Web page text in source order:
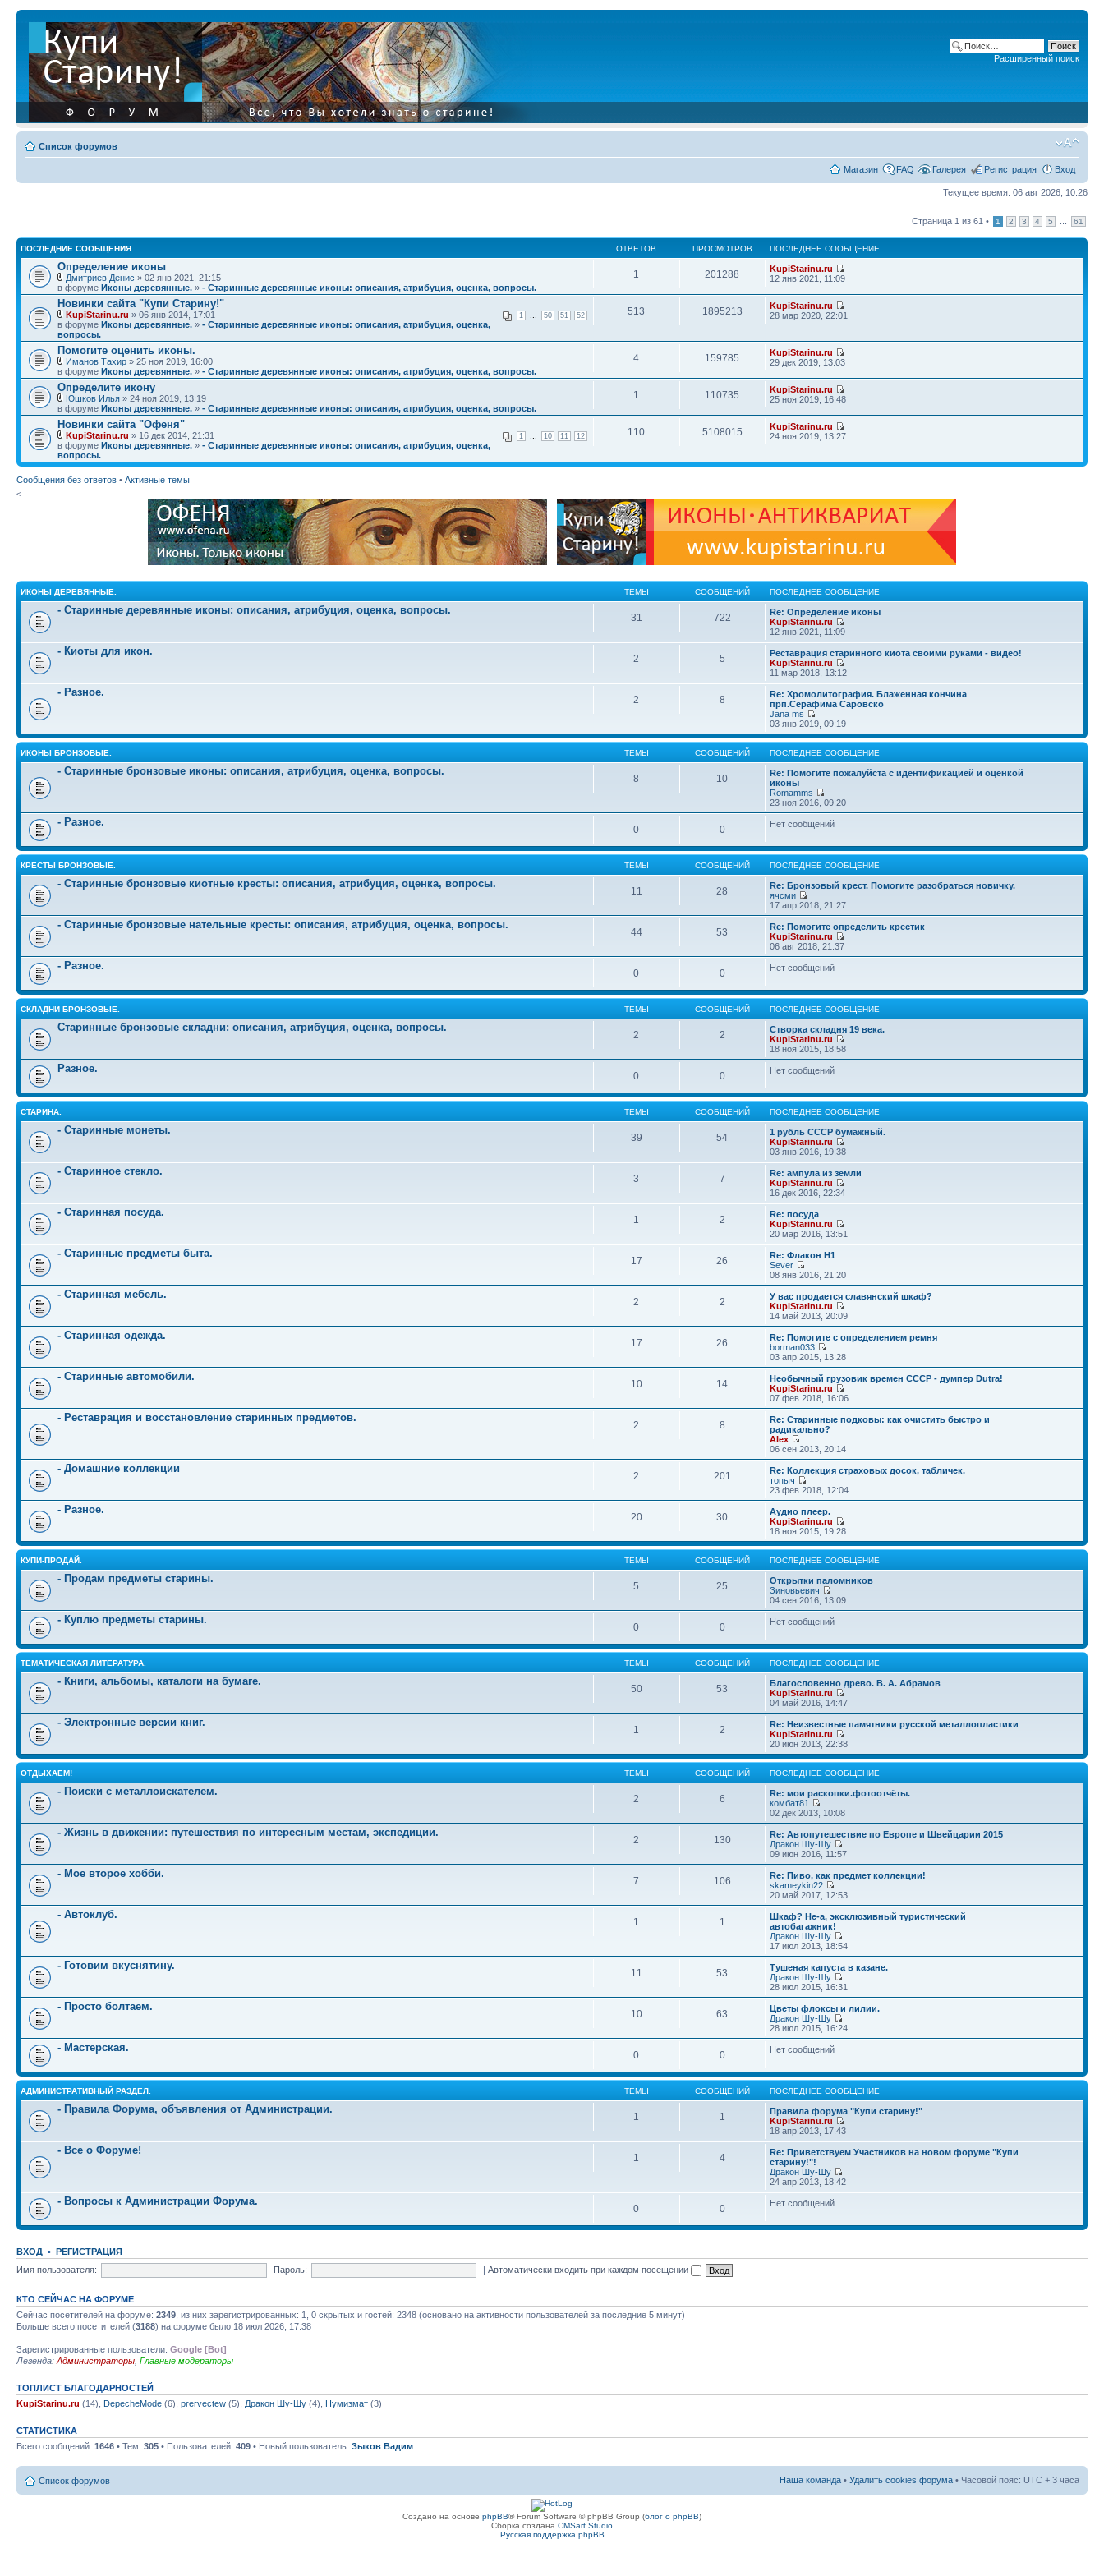
Расширенный поиск
Список форумов
Магазин FAQ Галерея Регистрация Вход
Текущее время: 06 авг 2026, 10:26
Страница 1 из 61 • 1 2 3 4 5 61
ПОСЛЕДНИЕ СООБЩЕНИЯ ОТВЕТОВ ПРОСМОТРОВ ПОСЛЕДНЕЕ СООБЩЕНИЕ
Определение иконы
Дмитриев Денис » 02 янв 2021, 21:15
в форуме Иконы деревянные. » - Старинные деревянные иконы: описания, атрибуция, оценка, вопросы.
1 201288
KupiStarinu.ru
12 янв 2021, 11:09
Новинки сайта "Купи Старину!"
1 50 51 52
KupiStarinu.ru » 06 янв 2014, 17:01
в форуме Иконы деревянные. » - Старинные деревянные иконы: описания, атрибуция, оценка,
вопросы.
513 1895213
KupiStarinu.ru
28 мар 2020, 22:01
Помогите оценить иконы.
Иманов Тахир » 25 ноя 2019, 16:00
в форуме Иконы деревянные. » - Старинные деревянные иконы: описания, атрибуция, оценка, вопросы.
4 159785
KupiStarinu.ru
29 дек 2019, 13:03
Определите икону
Юшков Илья » 24 ноя 2019, 13:19
в форуме Иконы деревянные. » - Старинные деревянные иконы: описания, атрибуция, оценка, вопросы.
1 110735
KupiStarinu.ru
25 ноя 2019, 16:48
Новинки сайта "Офеня"
1 10 11 12
KupiStarinu.ru » 16 дек 2014, 21:31
в форуме Иконы деревянные. » - Старинные деревянные иконы: описания, атрибуция, оценка,
вопросы.
110 5108015
KupiStarinu.ru
24 ноя 2019, 13:27
Сообщения без ответов • Активные темы
<
ИКОНЫ ДЕРЕВЯННЫЕ. ТЕМЫ СООБЩЕНИЙ ПОСЛЕДНЕЕ СООБЩЕНИЕ
- Старинные деревянные иконы: описания, атрибуция, оценка, вопросы.
31 722
Re: Определение иконы
KupiStarinu.ru
12 янв 2021, 11:09
- Киоты для икон.
2 5
Реставрация старинного киота своими руками - видео!
KupiStarinu.ru
11 мар 2018, 13:12
- Разное.
2 8
Re: Хромолитография. Блаженная кончина
прп.Серафима Саровско
Jana ms
03 янв 2019, 09:19
ИКОНЫ БРОНЗОВЫЕ. ТЕМЫ СООБЩЕНИЙ ПОСЛЕДНЕЕ СООБЩЕНИЕ
- Старинные бронзовые иконы: описания, атрибуция, оценка, вопросы.
8 10
Re: Помогите пожалуйста с идентификацией и оценкой
иконы
Romamms
23 ноя 2016, 09:20
- Разное.
0 0 Нет сообщений
КРЕСТЫ БРОНЗОВЫЕ. ТЕМЫ СООБЩЕНИЙ ПОСЛЕДНЕЕ СООБЩЕНИЕ
- Старинные бронзовые киотные кресты: описания, атрибуция, оценка, вопросы.
11 28
Re: Бронзовый крест. Помогите разобраться новичку.
ячсми
17 апр 2018, 21:27
- Старинные бронзовые нательные кресты: описания, атрибуция, оценка, вопросы.
44 53
Re: Помогите определить крестик
KupiStarinu.ru
06 авг 2018, 21:37
- Разное.
0 0 Нет сообщений
СКЛАДНИ БРОНЗОВЫЕ. ТЕМЫ СООБЩЕНИЙ ПОСЛЕДНЕЕ СООБЩЕНИЕ
Старинные бронзовые складни: описания, атрибуция, оценка, вопросы.
2 2
Створка складня 19 века.
KupiStarinu.ru
18 ноя 2015, 18:58
Разное.
0 0 Нет сообщений
СТАРИНА. ТЕМЫ СООБЩЕНИЙ ПОСЛЕДНЕЕ СООБЩЕНИЕ
- Старинные монеты.
39 54
1 рубль СССР бумажный.
KupiStarinu.ru
03 янв 2016, 19:38
- Старинное стекло.
3 7
Re: ампула из земли
KupiStarinu.ru
16 дек 2016, 22:34
- Старинная посуда.
1 2
Re: посуда
KupiStarinu.ru
20 мар 2016, 13:51
- Старинные предметы быта.
17 26
Re: Флакон Н1
Sever
08 янв 2016, 21:20
- Старинная мебель.
2 2
У вас продается славянский шкаф?
KupiStarinu.ru
14 май 2013, 20:09
- Старинная одежда.
17 26
Re: Помогите с определением ремня
borman033
03 апр 2015, 13:28
- Старинные автомобили.
10 14
Необычный грузовик времен СССР - думпер Dutra!
KupiStarinu.ru
07 фев 2018, 16:06
- Реставрация и восстановление старинных предметов.
2 8
Re: Старинные подковы: как очистить быстро и
радикально?
Alex
06 сен 2013, 20:14
- Домашние коллекции
2 201
Re: Коллекция страховых досок, табличек.
топыч
23 фев 2018, 12:04
- Разное.
20 30
Аудио плеер.
KupiStarinu.ru
18 ноя 2015, 19:28
КУПИ-ПРОДАЙ. ТЕМЫ СООБЩЕНИЙ ПОСЛЕДНЕЕ СООБЩЕНИЕ
- Продам предметы старины.
5 25
Открытки паломников
Зиновьевич
04 сен 2016, 13:09
- Куплю предметы старины.
0 0 Нет сообщений
ТЕМАТИЧЕСКАЯ ЛИТЕРАТУРА. ТЕМЫ СООБЩЕНИЙ ПОСЛЕДНЕЕ СООБЩЕНИЕ
- Книги, альбомы, каталоги на бумаге.
50 53
Благословенно древо. В. А. Абрамов
KupiStarinu.ru
04 май 2016, 14:47
- Электронные версии книг.
1 2
Re: Неизвестные памятники русской металлопластики
KupiStarinu.ru
20 июн 2013, 22:38
ОТДЫХАЕМ! ТЕМЫ СООБЩЕНИЙ ПОСЛЕДНЕЕ СООБЩЕНИЕ
- Поиски с металлоискателем.
2 6
Re: мои раскопки.фотоотчёты.
комбат81
02 дек 2013, 10:08
- Жизнь в движении: путешествия по интересным местам, экспедиции.
2 130
Re: Автопутешествие по Европе и Швейцарии 2015
Дракон Шу-Шу
09 июн 2016, 11:57
- Мое второе хобби.
7 106
Re: Пиво, как предмет коллекции!
skameykin22
20 май 2017, 12:53
- Автоклуб.
1 1
Шкаф? Не-а, эксклюзивный туристический
автобагажник!
Дракон Шу-Шу
17 июл 2013, 18:54
- Готовим вкуснятину.
11 53
Тушеная капуста в казане.
Дракон Шу-Шу
28 июл 2015, 16:31
- Просто болтаем.
10 63
Цветы флоксы и лилии.
Дракон Шу-Шу
28 июл 2015, 16:24
- Мастерская.
0 0 Нет сообщений
АДМИНИСТРАТИВНЫЙ РАЗДЕЛ. ТЕМЫ СООБЩЕНИЙ ПОСЛЕДНЕЕ СООБЩЕНИЕ
- Правила Форума, объявления от Администрации.
1 1
Правила форума "Купи старину!"
KupiStarinu.ru
18 апр 2013, 17:43
- Все о Форуме!
1 4
Re: Приветствуем Участников на новом форуме "Купи
старину!"!
Дракон Шу-Шу
24 апр 2013, 18:42
- Вопросы к Администрации Форума.
0 0 Нет сообщений
ВХОД • РЕГИСТРАЦИЯ
Имя пользователя:
Пароль: |Автоматически входить при каждом посещении
КТО СЕЙЧАС НА ФОРУМЕ
Сейчас посетителей на форуме: 2349 , из них зарегистрированных: 1, 0 скрытых и гостей: 2348 (основано на активности пользователей за последние 5 минут)
Больше всего посетителей (3188) на форуме было 18 июл 2026, 17:38
Зарегистрированные пользователи: Google [Bot]
Легенда: Администраторы Главные модераторы
ТОПЛИСТ БЛАГОДАРНОСТЕЙ
KupiStarinu.ru (14), DepecheMode (6), prervectew (5), Дракон Шу-Шу (4), Нумизмат (3)
СТАТИСТИКА
Всего сообщений: 1646 • Тем: 305 • Пользователей: 409 • Новый пользователь: Зыков Вадим
Список форумов Наша команда • Удалить cookies форума • Часовой пояс: UTC + 3 часа
Создано на основе phpBB® Forum Software © phpBB Group (блог о phpBB)
Сборка создана CMSart Studio
Русская поддержка phpBB